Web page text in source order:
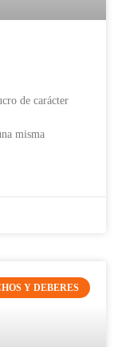
de carácter
misma
Y DEBERES